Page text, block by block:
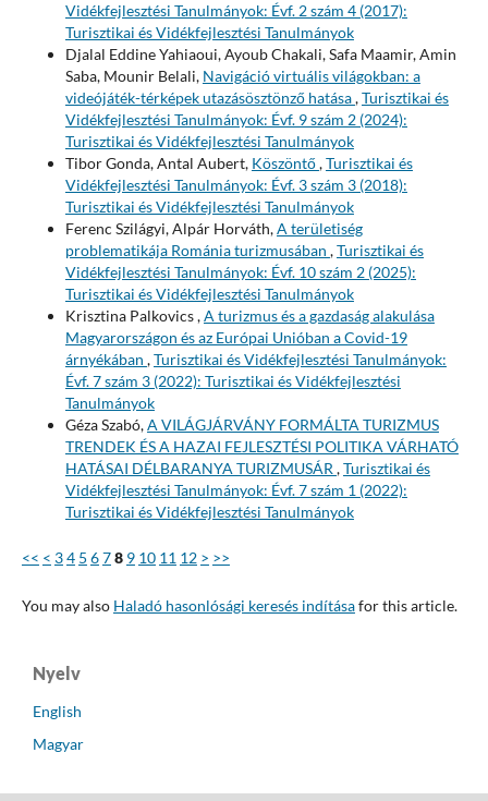
Vidékfejlesztési Tanulmányok: Évf. 2 szám 4 (2017):
Turisztikai és Vidékfejlesztési Tanulmányok
Djalal Eddine Yahiaoui, Ayoub Chakali, Safa Maamir, Amin
Saba, Mounir Belali, Navigáció virtuális világokban: a
videójáték-térképek utazásösztönző hatása,Turisztikai és
Vidékfejlesztési Tanulmányok: Évf. 9 szám 2 (2024):
Turisztikai és Vidékfejlesztési Tanulmányok
Tibor Gonda, Antal Aubert, Köszöntő,Turisztikai és
Vidékfejlesztési Tanulmányok: Évf. 3 szám 3 (2018):
Turisztikai és Vidékfejlesztési Tanulmányok
Ferenc Szilágyi, Alpár Horváth,A területiség
problematikája Románia turizmusában ,Turisztikai és
Vidékfejlesztési Tanulmányok: Évf. 10 szám 2 (2025):
Turisztikai és Vidékfejlesztési Tanulmányok
Krisztina Palkovics ,A turizmus és a gazdaság alakulása
Magyarországon és az Európai Unióban a Covid-19
árnyékában ,Turisztikai és Vidékfejlesztési Tanulmányok:
Évf. 7 szám 3 (2022): Turisztikai és Vidékfejlesztési
Tanulmányok
Géza Szabó,A VILÁGJÁRVÁNY FORMÁLTA TURIZMUS
TRENDEK ÉS A HAZAI FEJLESZTÉSI POLITIKA VÁRHATÓ
HATÁSAI DÉLBARANYA TURIZMUSÁR ,Turisztikai és
Vidékfejlesztési Tanulmányok: Évf. 7 szám 1 (2022):
Turisztikai és Vidékfejlesztési Tanulmányok
<< < 34 5 678 9 10 11 12 > >>
You may also Haladó hasonlósági keresés indításafor this article.
Nyelv
English
Magyar